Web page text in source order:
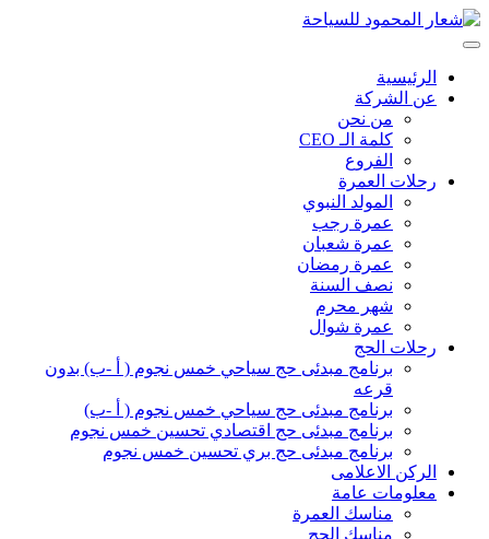
الرئيسية
عن الشركة
من نحن
كلمة الـ CEO
الفروع
رحلات العمرة
المولد النبوي
عمرة رجب
عمرة شعبان
عمرة رمضان
نصف السنة
شهر محرم
عمرة شوال
رحلات الحج
برنامج مبدئى حج سياحي خمس نجوم ( أ -ب) بدون
قرعه
برنامج مبدئى حج سياحي خمس نجوم ( أ -ب)
برنامج مبدئى حج اقتصادي تحسين خمس نجوم
برنامج مبدئى حج بري تحسين خمس نجوم
الركن الاعلامى
معلومات عامة
مناسك العمرة
مناسك الحج